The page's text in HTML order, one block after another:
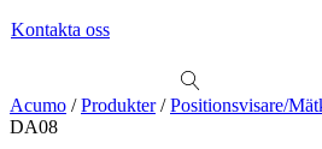
Kontakta oss
Se alla kategorier Se alla produkter
Se
Vi hjälper gärna till!
Acumo /Produkter/Positionsvisare/
DA08